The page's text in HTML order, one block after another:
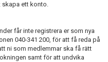
skapa ett konto.
får inte registrera er som nya
040-341 200, för att få reda på
ni som medlemmar ska få rätt
samt för att undvika